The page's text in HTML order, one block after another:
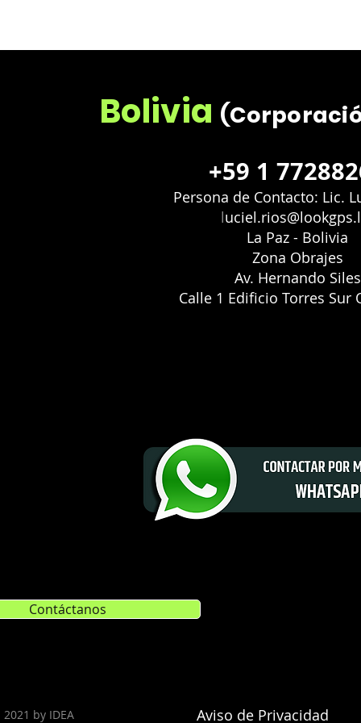
Bolivia
+59 1
Persona de Contacto: Lic.
l
La Paz - Bolivia
Zona Obrajes
Av. Hernando Siles
Calle 1 Edificio Torres Sur
Contáctanos
by IDEA Aviso de Privacidad